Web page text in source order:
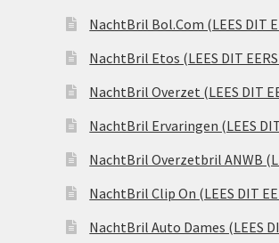
NachtBril Bol.Com (LEES DIT
NachtBril Etos (LEES DIT
NachtBril Overzet (LEES DIT
NachtBril Ervaringen (LEES
NachtBril Overzetbril ANWB
NachtBril Clip On (LEES DIT
NachtBril Auto Dames (LEES